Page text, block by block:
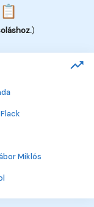
)
Miklós